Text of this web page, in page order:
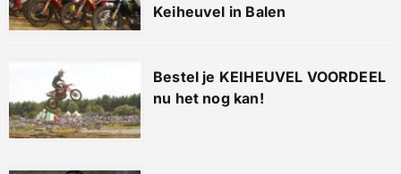
Keiheuvel in Balen
Bestel je KEIHEUVEL VOORDEEL
nu het nog kan!